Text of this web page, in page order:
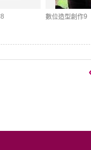
數位造型創作9